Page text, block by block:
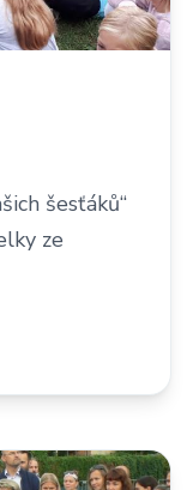
šesťáků“
ze